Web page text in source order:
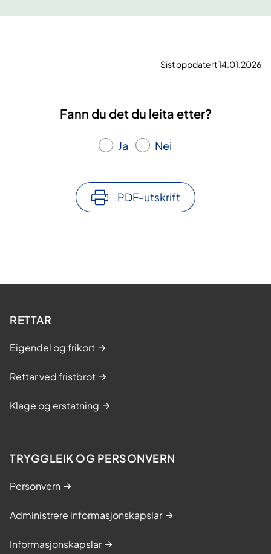
Sist oppdatert 14.01.2026
Fann du det du leita etter?
Ja Nei
PDF-utskrift
RETTAR
Eigendel og frikort
Rettar ved fristbrot
Klage og erstatning
TRYGGLEIK OG PERSONVERN
Personvern
Administrere informasjonskapslar
Informasjonskapslar